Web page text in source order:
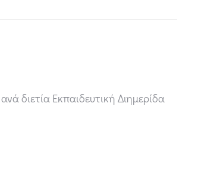
διετία Εκπαιδευτική Διημερίδα